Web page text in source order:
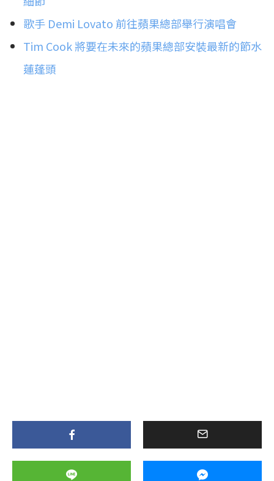
歌手 Demi Lovato 前往蘋果總部舉行演唱會
Tim Cook 將要在未來的蘋果總部安裝最新的節水
蓮蓬頭